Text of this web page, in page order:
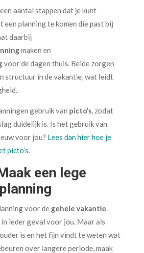
aantal stappen dat je kunt
een planning te komen die past bij
daarbij
maken en
voor de dagen thuis. Beide zorgen
structuur in de vakantie, wat leidt
gebruik van picto’s, zodat
duidelijk is. Is het gebruik van
voor jou? Lees dan hier hoe je
picto’s.
een lege
voor de gehele vakantie
ieder geval voor jou. Maar als
is en het fijn vindt te weten wat
over langere periode, maak